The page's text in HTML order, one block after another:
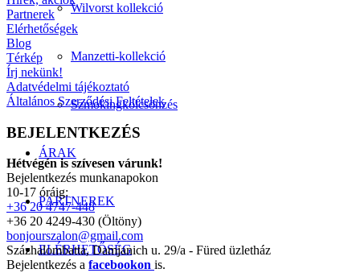
Wilvorst kollekció
Manzetti-kollekció
Szmokingkölcsönzés
ÁRAK
PARTNEREK
ELÉRHETŐSÉG
Partnerek
Elérhetőségek
Blog
Térkép
Írj nekünk!
Adatvédelmi tájékoztató
Általános Szerződési Feltételek
BEJELENTKEZÉS
Hétvégén is szívesen várunk!
Bejelentkezés munkanapokon
10-17 óráig:
+36 20 4747-448
+36 20 4249-430 (Öltöny)
bonjourszalon@gmail.com
Százhalombatta, Damjanich u. 29/a - Füred üzletház
Bejelentkezés a facebookon is.